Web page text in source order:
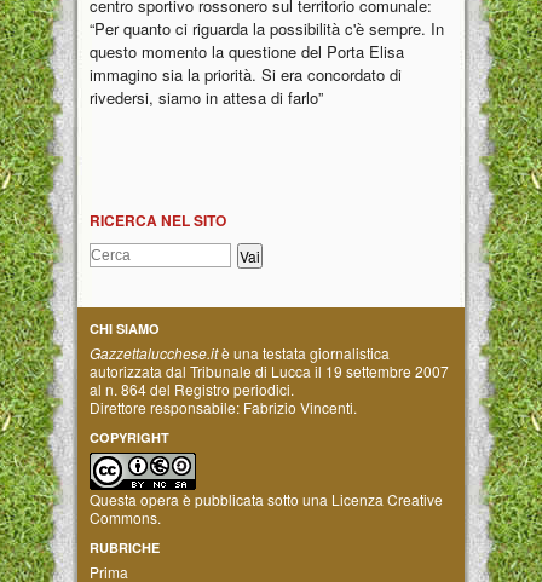
centro sportivo rossonero sul territorio comunale:
“Per quanto ci riguarda la possibilità c'è sempre. In
questo momento la questione del Porta Elisa
immagino sia la priorità. Si era concordato di
rivedersi, siamo in attesa di farlo”
RICERCA NEL SITO
CHI SIAMO
Gazzettalucchese.itè una testata giornalistica
autorizzata dal Tribunale di Lucca il 19 settembre 2007
al n. 864 del Registro periodici.
Direttore responsabile: Fabrizio Vincenti.
COPYRIGHT
Questa opera è pubblicata sotto una Licenza Creative
Commons.
RUBRICHE
Prima